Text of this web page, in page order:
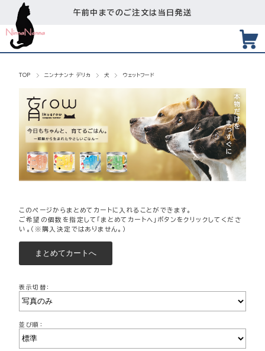
午前中までのご注文は当日発送
TOP ニンナナンナ デリカ 犬 ウェットフード
このページからまとめてカートに入れることができます。
ご希望の個数を指定して「まとめてカートへ」ボタンをクリックしてくださ
い。（※購入決定ではありません。）
表示切替：
並び順：